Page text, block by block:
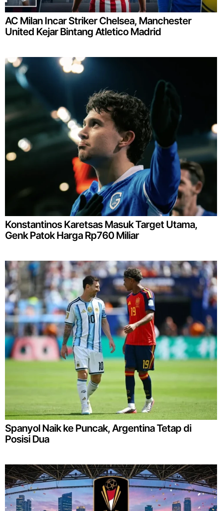
AC Milan Incar Striker Chelsea, Manchester
United Kejar Bintang Atletico Madrid
Konstantinos Karetsas Masuk Target Utama,
Genk Patok Harga Rp760 Miliar
Spanyol Naik ke Puncak, Argentina Tetap di
Posisi Dua